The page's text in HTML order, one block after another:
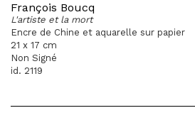
François Boucq
L'artiste et la mort
Encre de Chine et aquarelle sur papier
21 x 17 cm
Non Signé
id. 2119